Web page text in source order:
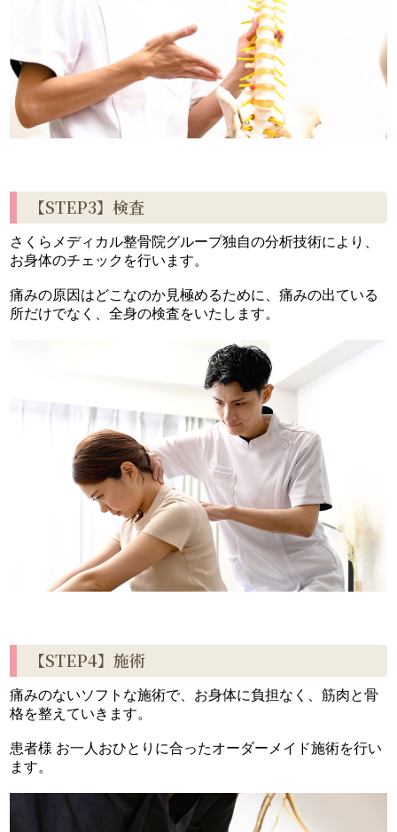
【STEP3】検査
さくらメディカル整骨院グループ独自の分析技術により、
お身体のチェックを行います。
痛みの原因はどこなのか見極めるために、痛みの出ている
所だけでなく、全身の検査をいたします。
【STEP4】施術
痛みのないソフトな施術で、お身体に負担なく、筋肉と骨
格を整えていきます。
患者様 お一人おひとりに合ったオーダーメイド施術を行い
ます。